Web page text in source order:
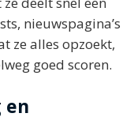
nieuwspagina’s
ze alles opzoekt,
goed scoren.
en